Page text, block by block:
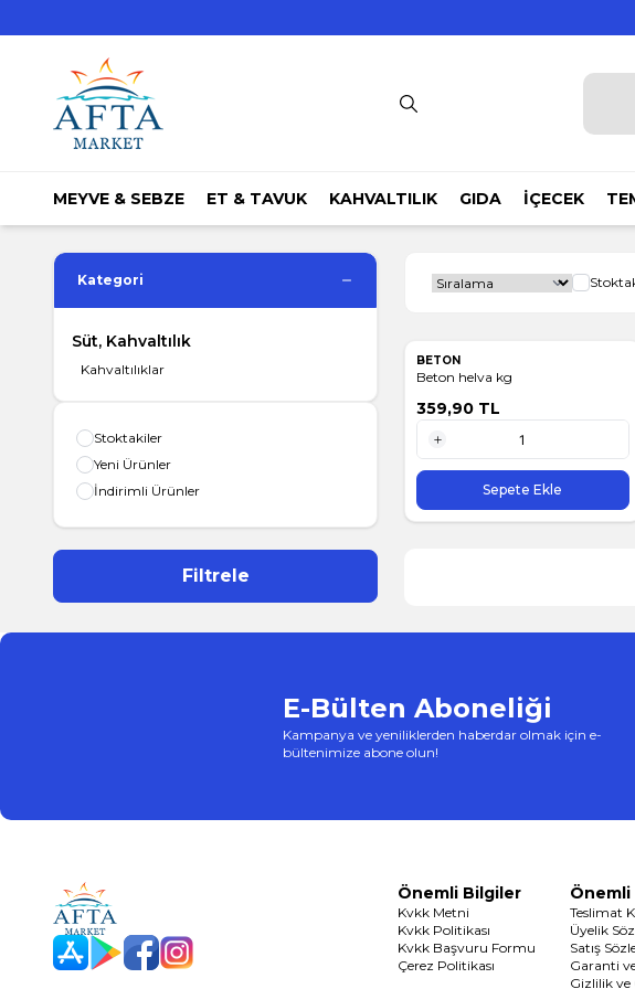
MEYVE & SEBZE ET & TAVUK KAHVALTILIK GIDA İÇECEK
Kategori
Süt, Kahvaltılık
Kahvaltılıklar
Stoktakiler
Yeni Ürünler
İndirimli Ürünler
Filtrele
BETON
Beton helva kg
359,90 TL
1 Kg
Sepete Ekle
E-Bülten Aboneliği
Kampanya ve yeniliklerden haberdar olmak için e-
bültenimize abone olun!
App StorePlay Store
FacebookInstagram
Önemli Bilgiler
Kvkk Metni
Kvkk Politikası
Kvkk Başvuru Formu
Çerez Politikası
Teslimat
Üyelik
Satış
Garanti
Gizlilik